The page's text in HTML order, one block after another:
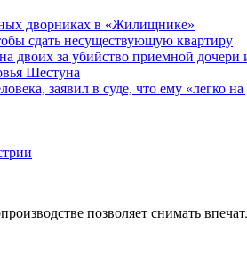
дворниках в «Жилищнике»
сдать несуществующую квартиру
двоих за убийство приемной дочери
Шестуна
заявил в суде, что ему «легко
позволяет снимать